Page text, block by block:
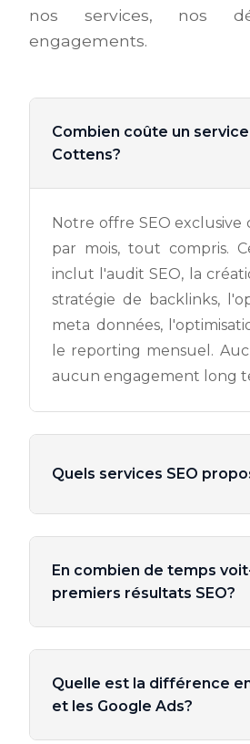
nos services, nos
engagements.
Combien coûte un service
Cottens?
Notre offre SEO exclusive
par mois, tout compris.
inclut l'audit SEO, la
stratégie de backlinks,
meta données,
le reporting mensuel.
aucun engagement long
Quels services SEO
En combien de temps
premiers résultats SEO?
Quelle est la différence
et les Google Ads?